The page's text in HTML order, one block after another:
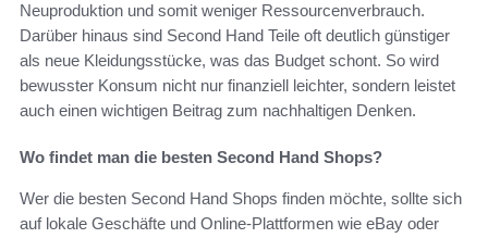
Neuproduktion und somit weniger Ressourcenverbrauch.
Darüber hinaus sind Second Hand Teile oft deutlich günstiger
als neue Kleidungsstücke, was das Budget schont. So wird
bewusster Konsum nicht nur finanziell leichter, sondern leistet
auch einen wichtigen Beitrag zum nachhaltigen Denken.
Wo findet man die besten Second Hand Shops?
Wer die besten Second Hand Shops finden möchte, sollte sich
auf lokale Geschäfte und Online-Plattformen wie eBay oder